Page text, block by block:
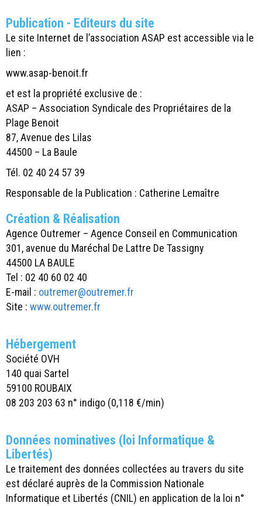
Publication - Editeurs du site
Le site Internet de l’association ASAP est accessible via le
lien :
www.asap-benoit.fr
et est la propriété exclusive de :
ASAP – Association Syndicale des Propriétaires de la
Plage Benoit
87, Avenue des Lilas
44500 – La Baule
Tél. 02 40 24 57 39
Responsable de la Publication : Catherine Lemaître
Création & Réalisation
Agence Outremer – Agence Conseil en Communication
301, avenue du Maréchal De Lattre De Tassigny
44500 LA BAULE
Tel : 02 40 60 02 40
E-mail : outremer@outremer.fr
Site : www.outremer.fr
Hébergement
Société OVH
140 quai Sartel
59100 ROUBAIX
08 203 203 63 n° indigo (0,118 €/min)
Données nominatives (loi Informatique &
Libertés)
Le traitement des données collectées au travers du site
est déclaré auprès de la Commission Nationale
Informatique et Libertés (CNIL) en application de la loi n°